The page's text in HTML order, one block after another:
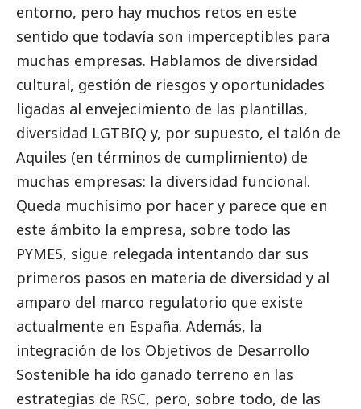
entorno, pero hay muchos retos en este
sentido que todavía son imperceptibles para
muchas empresas. Hablamos de diversidad
cultural, gestión de riesgos y oportunidades
ligadas al envejecimiento de las plantillas,
diversidad LGTBIQ y, por supuesto, el talón de
Aquiles (en términos de cumplimiento) de
muchas empresas: la diversidad funcional.
Queda muchísimo por hacer y parece que en
este ámbito la empresa, sobre todo las
PYMES, sigue relegada intentando dar sus
primeros pasos en materia de diversidad y al
amparo del marco regulatorio que existe
actualmente en España. Además, la
integración de los Objetivos de Desarrollo
Sostenible ha ido ganado terreno en las
estrategias de RSC, pero, sobre todo, de las